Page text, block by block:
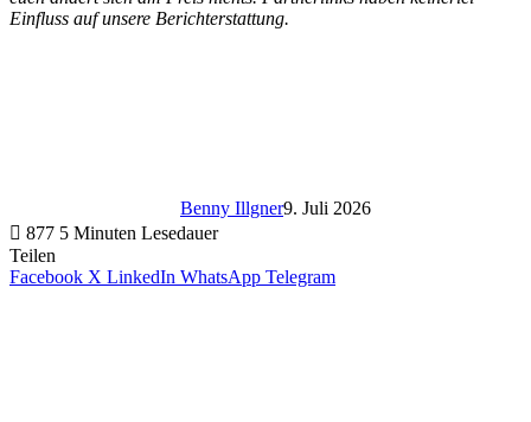
Einfluss auf unsere Berichterstattung.
Benny Illgner9. Juli 2026
877 5 Minuten Lesedauer
Teilen
Facebook X LinkedIn WhatsApp Telegram